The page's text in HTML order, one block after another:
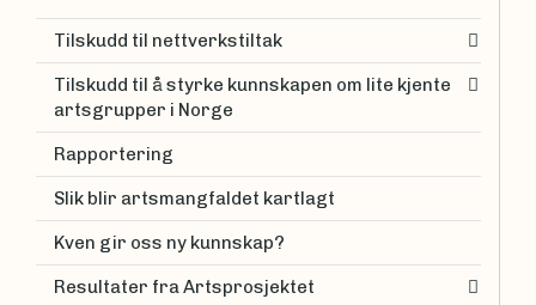
Tilskudd til nettverkstiltak
Tilskudd til å styrke kunnskapen om lite kjente
artsgrupper i Norge
Rapportering
Slik blir artsmangfaldet kartlagt
Kven gir oss ny kunnskap?
Resultater fra Artsprosjektet